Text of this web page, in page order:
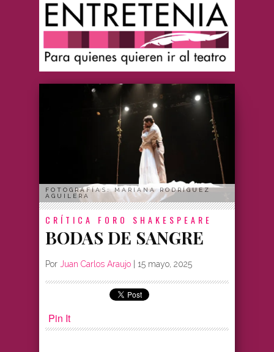
FOTOGRAFÍAS: MARIANA RODRÍGUEZ
AGUILERA
CRÍTICA FORO SHAKESPEARE
BODAS DE SANGRE
Por Juan Carlos Araujo | 15 mayo, 2025
Pin It